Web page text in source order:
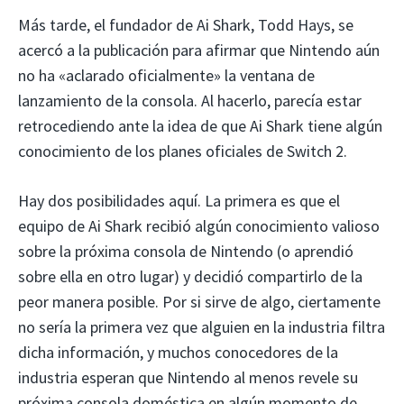
Más tarde, el fundador de Ai Shark, Todd Hays, se
acercó a la publicación para afirmar que Nintendo aún
no ha «aclarado oficialmente» la ventana de
lanzamiento de la consola. Al hacerlo, parecía estar
retrocediendo ante la idea de que Ai Shark tiene algún
conocimiento de los planes oficiales de Switch 2.
Hay dos posibilidades aquí. La primera es que el
equipo de Ai Shark recibió algún conocimiento valioso
sobre la próxima consola de Nintendo (o aprendió
sobre ella en otro lugar) y decidió compartirlo de la
peor manera posible. Por si sirve de algo, ciertamente
no sería la primera vez que alguien en la industria filtra
dicha información, y muchos conocedores de la
industria esperan que Nintendo al menos revele su